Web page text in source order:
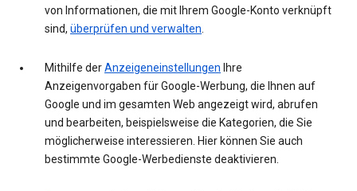
von Informationen, die mit Ihrem Google-Konto verknüpft
sind, überprüfen und verwalten.
Mithilfe derAnzeigeneinstellungen Ihre
Anzeigenvorgaben für Google-Werbung, die Ihnen auf
Google und im gesamten Web angezeigt wird, abrufen
und bearbeiten, beispielsweise die Kategorien, die Sie
möglicherweise interessieren. Hier können Sie auch
bestimmte Google-Werbedienste deaktivieren.